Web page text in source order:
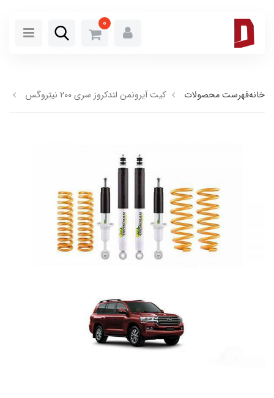
0
خانهفهرست محصولات كیت آیرونمن لندکروز سری 200 نيتروگس